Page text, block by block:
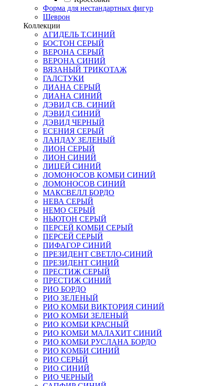
Форма для нестандартных фигур
Шеврон
Коллекции
АГИДЕЛЬ Т.СИНИЙ
БОСТОН СЕРЫЙ
ВЕРОНА СЕРЫЙ
ВЕРОНА СИНИЙ
ВЯЗАНЫЙ ТРИКОТАЖ
ГАЛСТУКИ
ДИАНА СЕРЫЙ
ДИАНА СИНИЙ
ДЭВИД СВ. СИНИЙ
ДЭВИД СИНИЙ
ДЭВИД ЧЕРНЫЙ
ЕСЕНИЯ СЕРЫЙ
ЛАНДАУ ЗЕЛЕНЫЙ
ЛИОН СЕРЫЙ
ЛИОН СИНИЙ
ЛИЦЕЙ СИНИЙ
ЛОМОНОСОВ КОМБИ СИНИЙ
ЛОМОНОСОВ СИНИЙ
МАКСВЕЛЛ БОРДО
НЕВА СЕРЫЙ
НЕМО СЕРЫЙ
НЬЮТОН СЕРЫЙ
ПЕРСЕЙ КОМБИ СЕРЫЙ
ПЕРСЕЙ СЕРЫЙ
ПИФАГОР СИНИЙ
ПРЕЗИДЕНТ СВЕТЛО-СИНИЙ
ПРЕЗИДЕНТ СИНИЙ
ПРЕСТИЖ СЕРЫЙ
ПРЕСТИЖ СИНИЙ
РИО БОРДО
РИО ЗЕЛЕНЫЙ
РИО КОМБИ ВИКТОРИЯ СИНИЙ
РИО КОМБИ ЗЕЛЕНЫЙ
РИО КОМБИ КРАСНЫЙ
РИО КОМБИ МАЛАХИТ СИНИЙ
РИО КОМБИ РУСЛАНА БОРДО
РИО КОМБИ СИНИЙ
РИО СЕРЫЙ
РИО СИНИЙ
РИО ЧЕРНЫЙ